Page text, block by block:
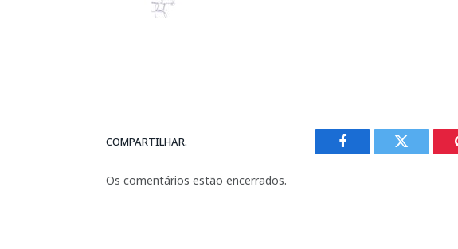
COMPARTILHAR.
Facebook Twitter
Os comentários estão encerrados.